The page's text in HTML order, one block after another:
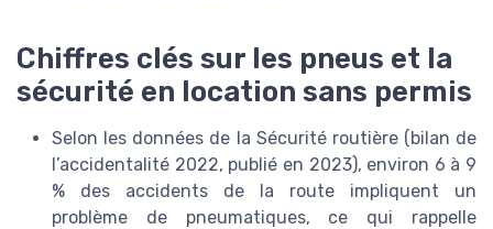
Chiffres clés sur les pneus et la
sécurité en location sans permis
Selon les données de la Sécurité routière (bilan de
l’accidentalité 2022, publié en 2023), environ 6 à 9
% des accidents de la route impliquent un
problème de pneumatiques, ce qui rappelle